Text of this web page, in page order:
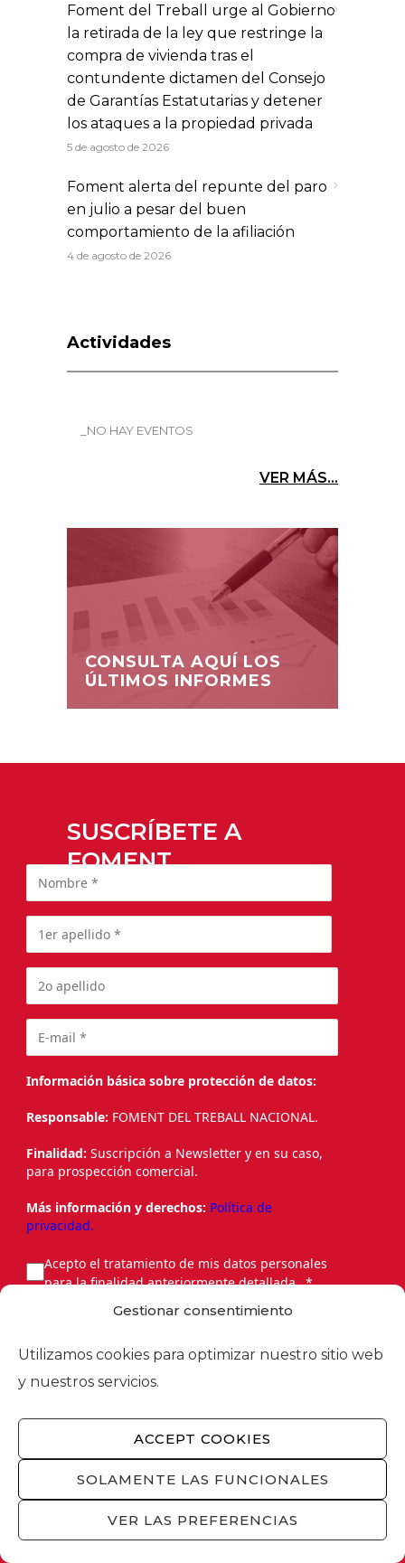
Gestionar consentimiento
Utilizamos cookies para optimizar nuestro sitio web
y nuestros servicios.
ACCEPT COOKIES
SOLAMENTE LAS FUNCIONALES
VER LAS PREFERENCIAS
Foment del Treball urge al Gobierno
la retirada de la ley que restringe la
compra de vivienda tras el
contundente dictamen del Consejo
de Garantías Estatutarias y detener
los ataques a la propiedad privada
5 de agosto de 2026
Foment alerta del repunte del paro
en julio a pesar del buen
comportamiento de la afiliación
4 de agosto de 2026
Actividades
_NO HAY EVENTOS
VER MÁS...
CONSULTA AQUÍ LOS
ÚLTIMOS INFORMES
SUSCRÍBETE A
FOMENT
Información básica sobre protección de datos:
Responsable: FOMENT DEL TREBALL NACIONAL.
Finalidad: Suscripción a Newsletter y en su caso,
para prospección comercial.
Más información y derechos: Política de
privacidad.
Acepto el tratamiento de mis datos personales
para la finalidad anteriormente detallada.
ENVIAR
This site is protected by reCAPTCHA and the
GooglePrivacy PolicyandTerms of Serviceapply.